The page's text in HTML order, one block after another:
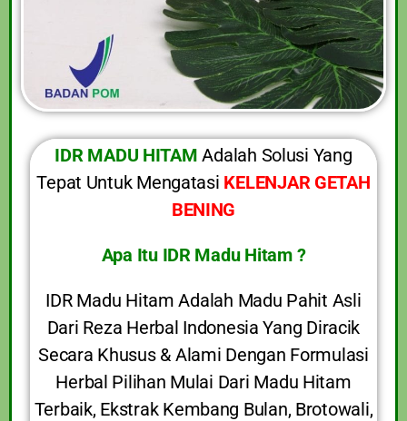
IDR MADU HITAM Adalah Solusi Yang
Tepat Untuk Mengatasi KELENJAR GETAH
BENING
Apa Itu IDR Madu Hitam ?
IDR Madu Hitam Adalah Madu Pahit Asli
Dari Reza Herbal Indonesia Yang Diracik
Secara Khusus & Alami Dengan Formulasi
Herbal Pilihan Mulai Dari Madu Hitam
Terbaik, Ekstrak Kembang Bulan, Brotowali,